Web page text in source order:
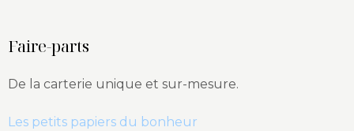
Faire-parts
De la carterie unique et sur-mesure.
Les petits papiers du bonheur